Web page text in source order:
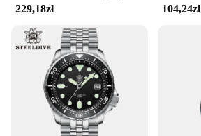
229,18zł 104,24zł